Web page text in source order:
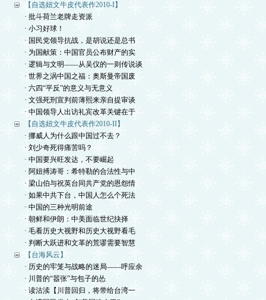
【自选妞文牛皮代表作2010-I】
· 批斗荷兰老牌走资派
· 小习好球！
· 国民党领导抗战，是胡说还是总书
· 为国献策：中国官员公布财产的实
· 逻辑与文明——从吴仪的一则传说谈
· 世界之涡中国之福：奥斯曼帝国废
· 六四“平反”的意义与无意义
· 文强死刑宣判前薄熙来亲自提审谈
· 中国领导人出访礼宾改革关键在于
【自选妞文牛皮代表作2010-II】
· 挪威人为什么跟中国过不去？
· 刘少奇死得痛苦吗？
· 中国要兴旺发达，不要崛起
· 阿妞搏涛哥：希特勒的合法性与中
· 梁山伯与祝英台同共产党的恩怨情
· 如果中共下台，中国人怎么个死法
· 中国的三种光明前途
· 朝鲜和伊朗：中美面临世纪抉择
· 毛看历史大视野和历史大视野看毛
· 判断大跃进和文革的荒谬需要智慧
【台海风云】
· 历史的牢笼与战略的迷局——呼应余
· 川普的“嚣张”与包子的怂
· 读沽渎【川普回归，将带给台湾一